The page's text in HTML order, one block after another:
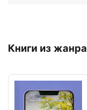
Книги из жанра